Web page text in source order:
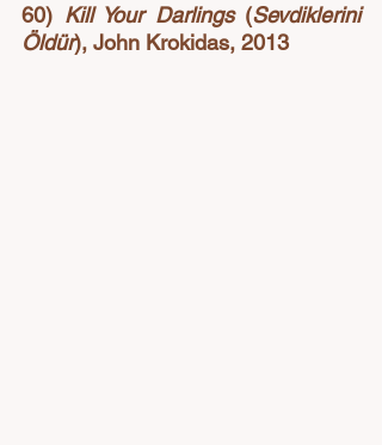
60) Kill Your Darlings (Sevdiklerini
Öldür), John Krokidas, 2013